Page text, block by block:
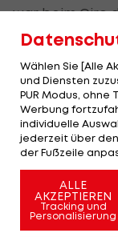
war beim Giro
die
"Ihn den
zu lassen, das
Sportdirektor
Rodriguez
sich auf
Mehr
Wählen Sie [Alle
und Diensten
PUR Modus, ohne
Werbung
individuelle
jederzeit über den
der Fußzeile
ALLE
AKZEPTIEREN
Tracking und
Personalisierung